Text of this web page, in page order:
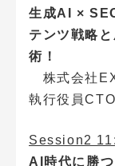
生成AI ×
テンツ戦略
術！
株式会社
執行役員
Session2
AI時代に勝